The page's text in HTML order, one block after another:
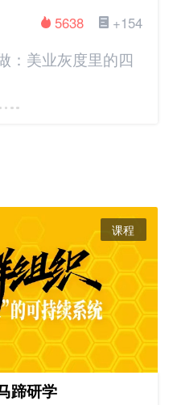
+154
5638
：美业灰度里的四
课程
蹄研学